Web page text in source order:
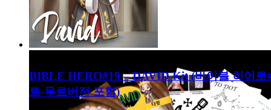
BIBLE HERO#19 – DAVID Kit (바이블 히어로
트-무료버전 포함)